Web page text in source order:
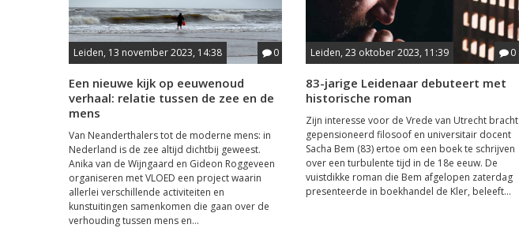
Leiden, 13 november 2023, 14:38 0
Een nieuwe kijk op eeuwenoud
verhaal: relatie tussen de zee en de
mens
Van Neanderthalers tot de moderne mens: in
Nederland is de zee altijd dichtbij geweest.
Anika van de Wijngaard en Gideon Roggeveen
organiseren met VLOED een project waarin
allerlei verschillende activiteiten en
kunstuitingen samenkomen die gaan over de
verhouding tussen mens en...
Leiden, 23 oktober 2023, 11:39 0
83-jarige Leidenaar debuteert met
historische roman
Zijn interesse voor de Vrede van Utrecht bracht
gepensioneerd filosoof en universitair docent
Sacha Bem (83) ertoe om een boek te schrijven
over een turbulente tijd in de 18e eeuw. De
vuistdikke roman die Bem afgelopen zaterdag
presenteerde in boekhandel de Kler, beleeft...